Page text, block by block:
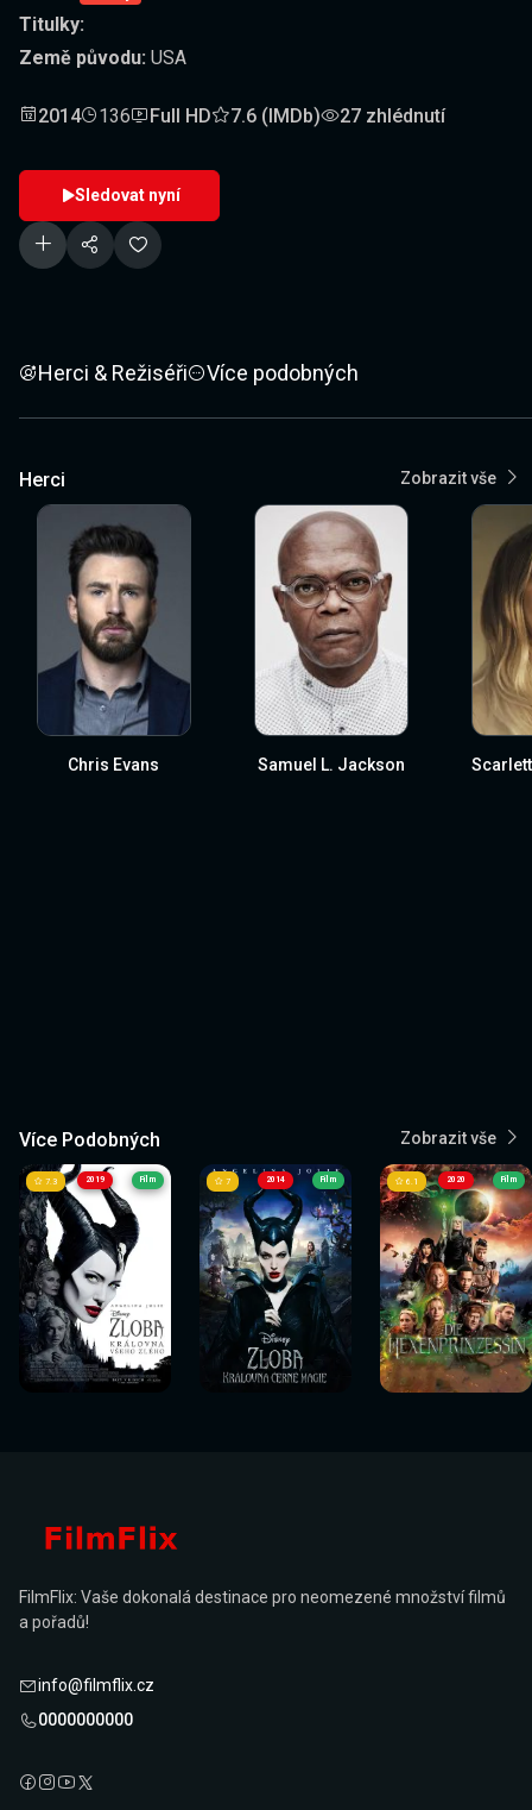
Titulky:
Země původu: USA
2014 136 Full HD 7.6 (IMDb) 27 zhlédnutí
Sledovat nyní
Herci & Režiséři Více podobných
Herci Zobrazit vše
Chris Evans Samuel L. Jackson
Více Podobných Zobrazit vše
2019
Sledovat
nyní
7.3 Film
Sledovat
nyní
2014
Sledovat
nyní
7 Film
Sledovat
nyní
2020
Sledovat
nyní
6.1 Film
Sledovat
nyní
FilmFlix: Vaše dokonalá destinace pro neomezené množství filmů
a pořadů!
info@filmflix.cz
0000000000